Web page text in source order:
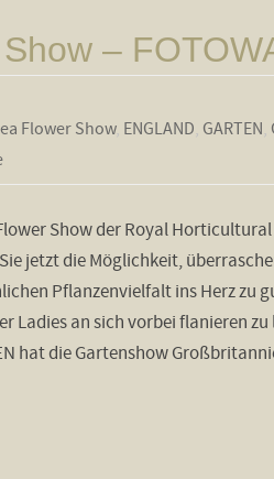
–
Flower Show, ENGLAND, GARTEN,
Show der Royal
jetzt die Möglichkeit,
Pflanzenvielfalt ins Herz zu
Ladies an sich vorbei flanieren zu
hat die Gartenshow